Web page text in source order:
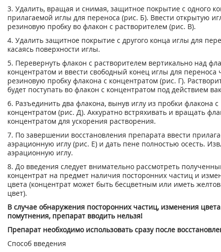
3. Удалить, вращая и снимая, защитное покрытие с одного
прилагаемой иглы для переноса (рис. Б). Ввести открытую
резиновую пробку во флакон с растворителем (рис. В).
4. Удалить защитное покрытие с другого конца иглы для
касаясь поверхности иглы.
5. Перевернуть флакон с растворителем вертикально над
концентратом и ввести свободный конец иглы для переноса
резиновую пробку флакона с концентратом (рис. Г).
будет поступать во флакон с концентратом под действием
6. Разъединить два флакона, вынув иглу из пробки флакона с
концентратом (рис. Д). Аккуратно встряхивать и вращать
концентратом для ускорения растворения.
7. По завершении восстановления препарата ввести
аэрационную иглу (рис. Е) и дать пене полностью осесть.
аэрационную иглу.
8. До введения следует внимательно рассмотреть
концентрат на предмет наличия посторонних частиц и
цвета (концентрат может быть бесцветным или иметь
цвет).
В случае обнаружения посторонних частиц, изменения
помутнения, препарат вводить нельзя!
Препарат необходимо использовать сразу после
Способ введения